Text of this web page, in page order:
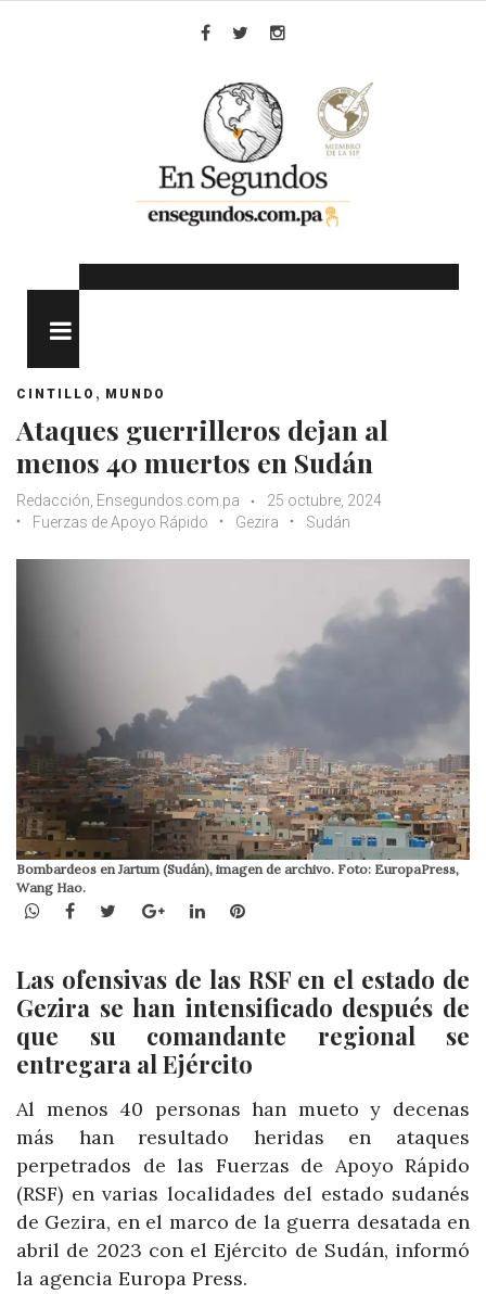
CINTILLO , MUNDO
Ataques guerrilleros dejan al
menos 40 muertos en Sudán
Redacción, Ensegundos.com.pa
25 octubre, 2024
Fuerzas de Apoyo Rápido
Gezira Sudán
Bombardeos en Jartum (Sudán), imagen de archivo. Foto: EuropaPress,
Wang Hao.
WhatsApp
Facebook
TwitterGoogle+LinkedInPinterest
Las ofensivas de las RSF en el estado de
Gezira se han intensificado después de
que su comandante regional se
entregara al Ejército
Al menos 40 personas han mueto y decenas
más han resultado heridas en ataques
perpetrados de las Fuerzas de Apoyo Rápido
(RSF) en varias localidades del estado sudanés
de Gezira, en el marco de la guerra desatada en
abril de 2023 con el Ejército de Sudán, informó
la agencia Europa Press.